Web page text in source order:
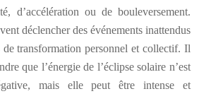
d’accélération ou de bouleversement.
déclencher des événements inattendus
de transformation personnel et collectif. Il
que l’énergie de l’éclipse solaire n’est
mais elle peut être intense et